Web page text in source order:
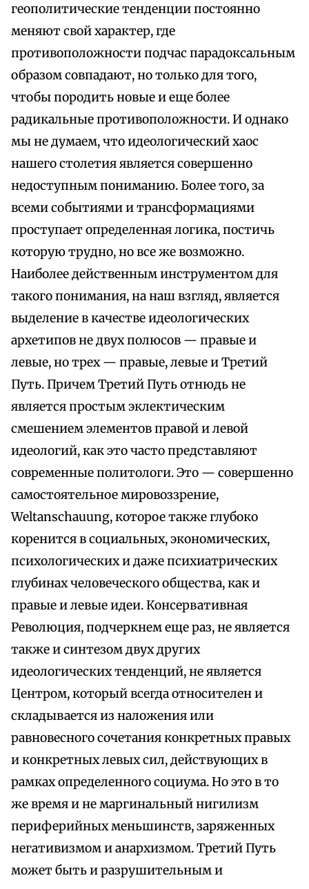
геополитические тенденции постоянно
меняют свой характер, где
противоположности подчас парадоксальным
образом совпадают, но только для того,
чтобы породить новые и еще более
радикальные противоположности. И однако
мы не думаем, что идеологический хаос
нашего столетия является совершенно
недоступным пониманию. Более того, за
всеми событиями и трансформациями
проступает определенная логика, постичь
которую трудно, но все же возможно.
Наиболее действенным инструментом для
такого понимания, на наш взгляд, является
выделение в качестве идеологических
архетипов не двух полюсов — правые и
левые, но трех — правые, левые и Третий
Путь. Причем Третий Путь отнюдь не
является простым эклектическим
смешением элементов правой и левой
идеологий, как это часто представляют
современные политологи. Это — совершенно
самостоятельное мировоззрение,
Weltanschauung, которое также глубоко
коренится в социальных, экономических,
психологических и даже психиатрических
глубинах человеческого общества, как и
правые и левые идеи. Консервативная
Революция, подчеркнем еще раз, не является
также и синтезом двух других
идеологических тенденций, не является
Центром, который всегда относителен и
складывается из наложения или
равновесного сочетания конкретных правых
и конкретных левых сил, действующих в
рамках определенного социума. Но это в то
же время и не маргинальный нигилизм
периферийных меньшинств, заряженных
негативизмом и анархизмом. Третий Путь
может быть и разрушительным и